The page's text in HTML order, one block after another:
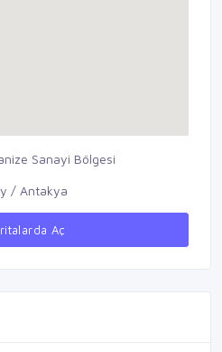
Sanayi Bölgesi
/ Antakya
Aç